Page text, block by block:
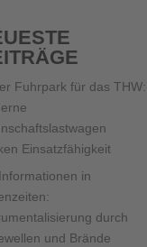
Fuhrpark für das THW:
Einsatzfähigkeit
in
durch
und Brände